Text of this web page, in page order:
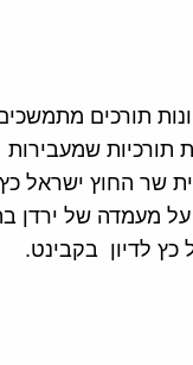
תורכים
תורכיות שמעבירות
שר החוץ ישראל כץ
על מעמדה של ירדן
לדיון בקבינט.